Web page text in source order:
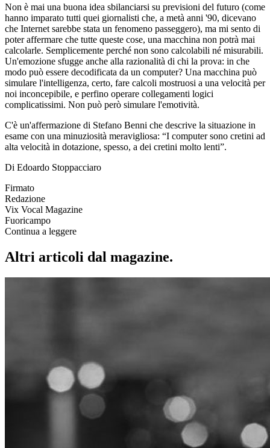
Non è mai una buona idea sbilanciarsi su previsioni del futuro (come
hanno imparato tutti quei giornalisti che, a metà anni '90, dicevano
che Internet sarebbe stata un fenomeno passeggero), ma mi sento di
poter affermare che tutte queste cose, una macchina non potrà mai
calcolarle. Semplicemente perché non sono calcolabili né misurabili.
Un'emozione sfugge anche alla razionalità di chi la prova: in che
modo può essere decodificata da un computer? Una macchina può
simulare l'intelligenza, certo, fare calcoli mostruosi a una velocità per
noi inconcepibile, e perfino operare collegamenti logici
complicatissimi. Non può però simulare l'emotività.
C'è un'affermazione di Stefano Benni che descrive la situazione in
esame con una minuziosità meravigliosa: “I computer sono cretini ad
alta velocità in dotazione, spesso, a dei cretini molto lenti”.
Di Edoardo Stoppacciaro
Firmato
Redazione
Vix Vocal Magazine
Fuoricampo
Continua a leggere
Altri articoli dal magazine.